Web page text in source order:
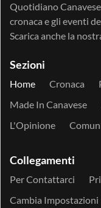
Quotidiano
cronaca e gli eventi
Scarica anche la
Sezioni
Home Cronaca
Made In Canavese
L'Opinione
Collegamenti
Per Contattarci
Cambia Impostazioni